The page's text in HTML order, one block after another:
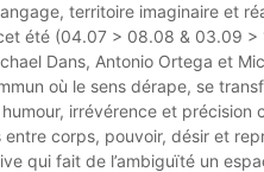
territoire imaginaire et
été (04.07 > 08.08 & 03.09
Dans, Antonio Ortega et
où le sens dérape, se
irrévérence et précision
corps, pouvoir, désir et
qui fait de l’ambiguïté un